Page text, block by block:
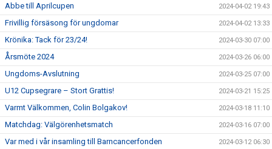
Abbe till Aprilcupen 2024-04-02 19:43
Frivillig försäsong för ungdomar 2024-04-02 13:33
Krönika: Tack för 23/24! 2024-03-30 07:00
Årsmöte 2024 2024-03-26 06:00
Ungdoms-Avslutning 2024-03-25 07:00
U12 Cupsegrare – Stort Grattis! 2024-03-21 15:25
Varmt Välkommen, Colin Bolgakov! 2024-03-18 11:10
Matchdag: Välgörenhetsmatch 2024-03-16 07:00
Var med i vår insamling till Barncancerfonden 2024-03-12 06:30